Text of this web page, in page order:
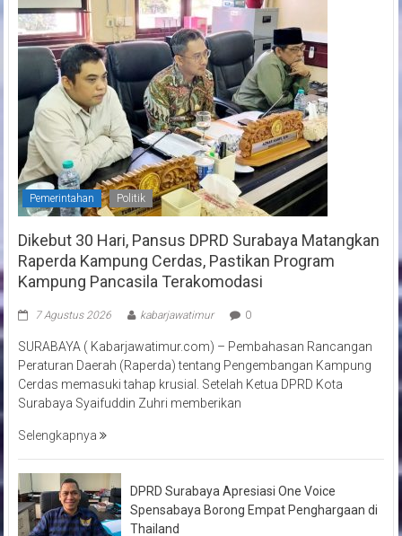
Pemerintahan Politik
Dikebut 30 Hari, Pansus DPRD Surabaya Matangkan
Raperda Kampung Cerdas, Pastikan Program
Kampung Pancasila Terakomodasi
7 Agustus 2026 kabarjawatimur 0
SURABAYA ( Kabarjawatimur.com) – Pembahasan Rancangan
Peraturan Daerah (Raperda) tentang Pengembangan Kampung
Cerdas memasuki tahap krusial. Setelah Ketua DPRD Kota
Surabaya Syaifuddin Zuhri memberikan
Selengkapnya
DPRD Surabaya Apresiasi One Voice
Spensabaya Borong Empat Penghargaan di
Thailand